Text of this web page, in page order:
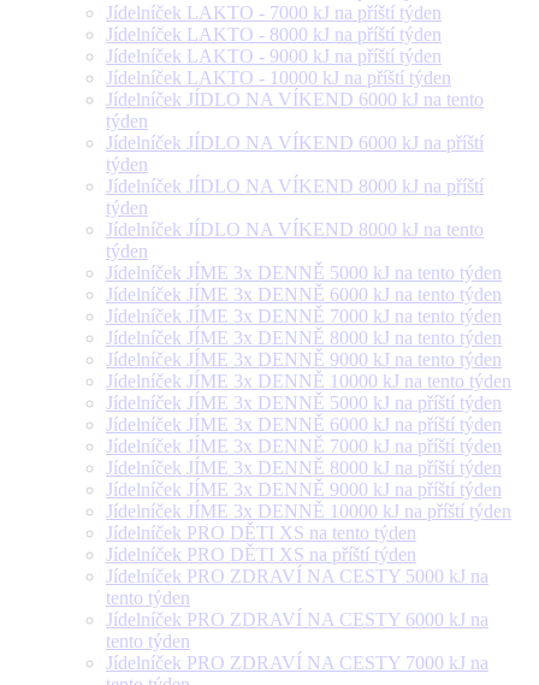
Jídelníček LAKTO - 7000 kJ na příští týden
Jídelníček LAKTO - 8000 kJ na příští týden
Jídelníček LAKTO - 9000 kJ na příští týden
Jídelníček LAKTO - 10000 kJ na příští týden
Jídelníček JÍDLO NA VÍKEND 6000 kJ na tento
týden
Jídelníček JÍDLO NA VÍKEND 6000 kJ na příští
týden
Jídelníček JÍDLO NA VÍKEND 8000 kJ na příští
týden
Jídelníček JÍDLO NA VÍKEND 8000 kJ na tento
týden
Jídelníček JÍME 3x DENNĚ 5000 kJ na tento týden
Jídelníček JÍME 3x DENNĚ 6000 kJ na tento týden
Jídelníček JÍME 3x DENNĚ 7000 kJ na tento týden
Jídelníček JÍME 3x DENNĚ 8000 kJ na tento týden
Jídelníček JÍME 3x DENNĚ 9000 kJ na tento týden
Jídelníček JÍME 3x DENNĚ 10000 kJ na tento týden
Jídelníček JÍME 3x DENNĚ 5000 kJ na příští týden
Jídelníček JÍME 3x DENNĚ 6000 kJ na příští týden
Jídelníček JÍME 3x DENNĚ 7000 kJ na příští týden
Jídelníček JÍME 3x DENNĚ 8000 kJ na příští týden
Jídelníček JÍME 3x DENNĚ 9000 kJ na příští týden
Jídelníček JÍME 3x DENNĚ 10000 kJ na příští týden
Jídelníček PRO DĚTI XS na tento týden
Jídelníček PRO DĚTI XS na příští týden
Jídelníček PRO ZDRAVÍ NA CESTY 5000 kJ na
tento týden
Jídelníček PRO ZDRAVÍ NA CESTY 6000 kJ na
tento týden
Jídelníček PRO ZDRAVÍ NA CESTY 7000 kJ na